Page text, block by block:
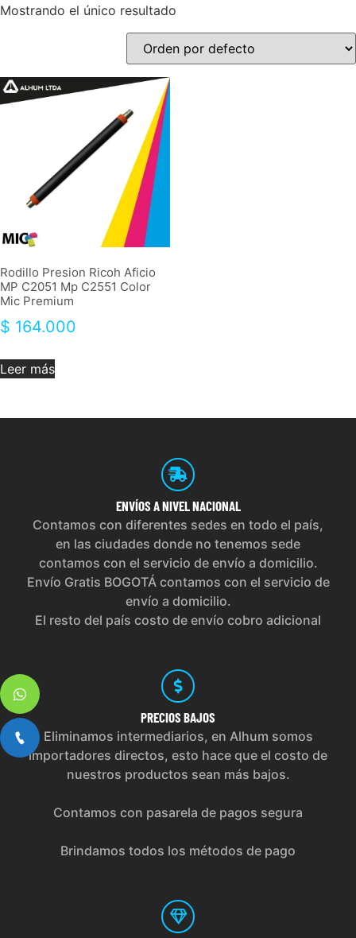
Mostrando el único resultado
Rodillo Presion Ricoh Aficio
MP C2051 Mp C2551 Color
Mic Premium
$ 164.000
Leer más
ENVÍOS A NIVEL NACIONAL
Contamos con diferentes sedes en todo el país,
en las ciudades donde no tenemos sede
contamos con el servicio de envío a domicilio.
Envío Gratis BOGOTÁ contamos con el servicio de
envío a domicilio.
El resto del país costo de envío cobro adicional
PRECIOS BAJOS
Eliminamos intermediarios, en Alhum somos
importadores directos, esto hace que el costo de
nuestros productos sean más bajos.
Contamos con pasarela de pagos segura
Brindamos todos los métodos de pago